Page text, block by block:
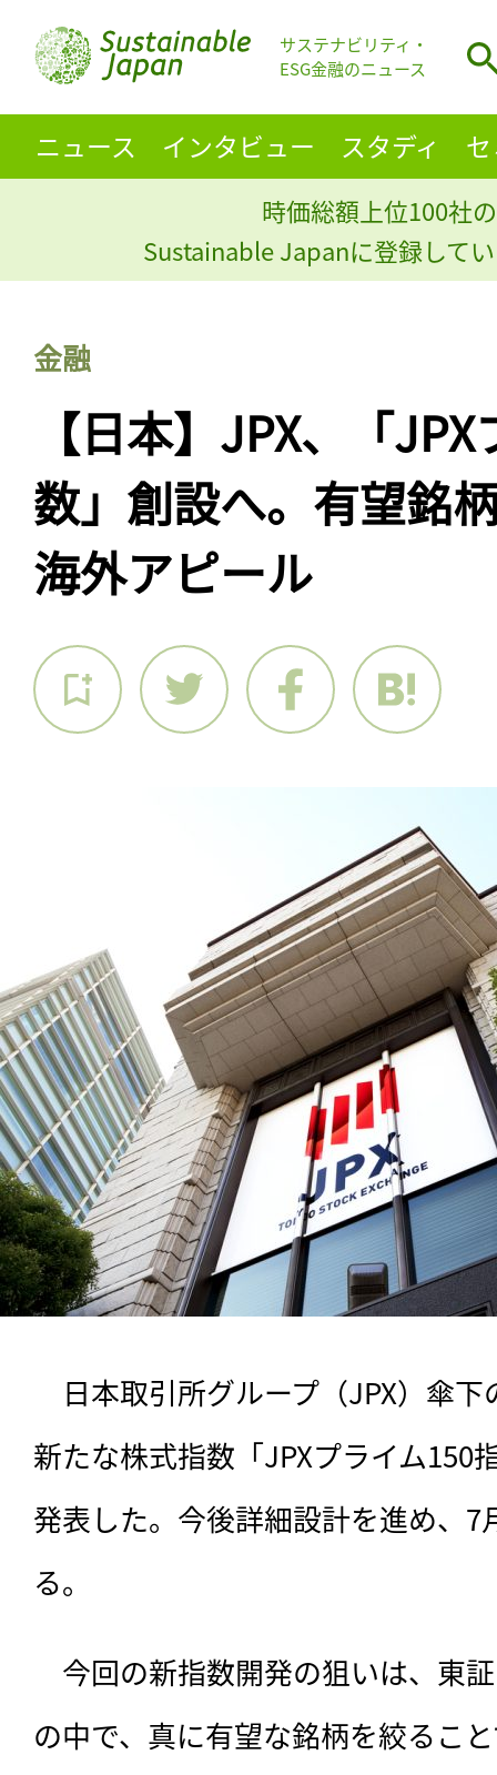
サステナビリティ・
ESG金融のニュース
ニュース インタビュー スタディ
時価総額上位100社
Sustainable Japanに登録して
金融
【日本】JPX、「
数」創設へ。有望銘
海外アピール
日本取引所グループ（JPX）傘下
新たな株式指数「JPXプライム150
発表した。今後詳細設計を進め、7
る。
今回の新指数開発の狙いは、 東
の中で、真に有望な銘柄を絞るこ